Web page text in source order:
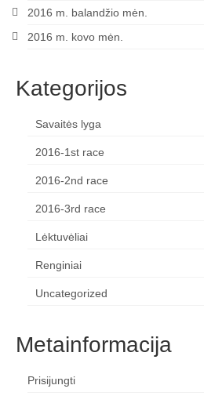
Rezultatai
2017-2 lėktuvų
2016 m. balandžio mėn.
2016 m. kovo mėn.
Kategorijos
Savaitės lyga
2016-1st race
2016-2nd race
2016-3rd race
Lėktuvėliai
Renginiai
Uncategorized
Metainformacija
Prisijungti